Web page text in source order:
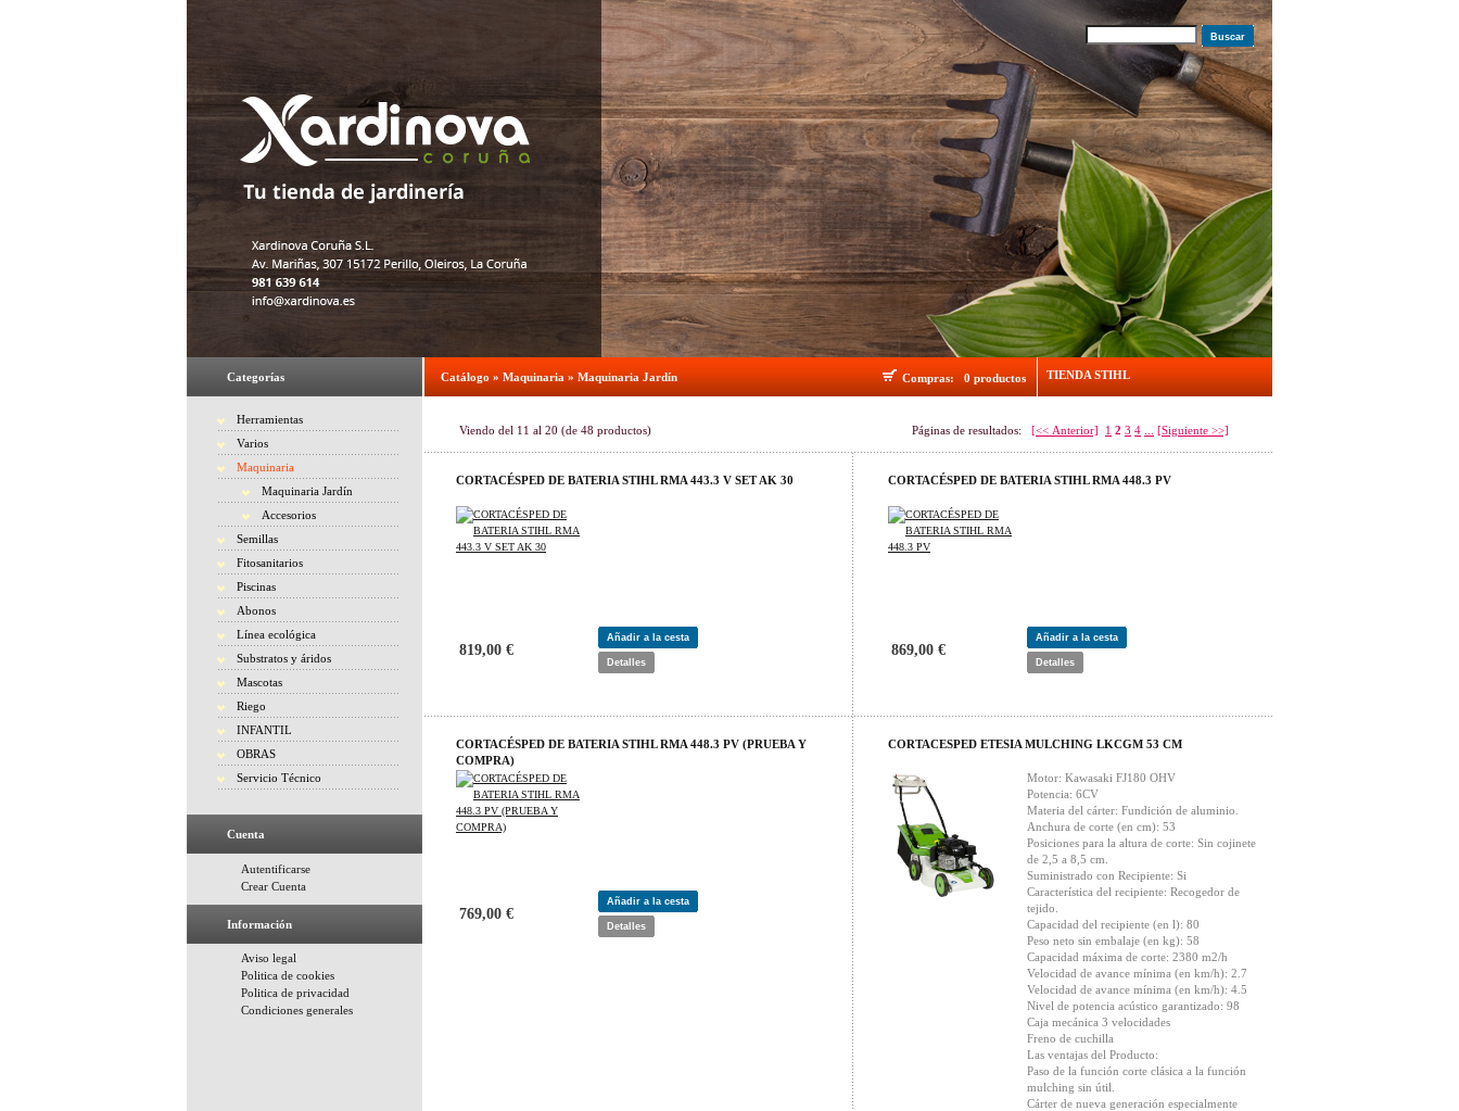
Buscar
Categorías
Herramientas
Varios
Maquinaria
Maquinaria Jardín
Accesorios
Semillas
Fitosanitarios
Piscinas
Abonos
Línea ecológica
Substratos y áridos
Mascotas
Riego
INFANTIL
OBRAS
Servicio Técnico
Cuenta
Autentificarse
Crear Cuenta
Información
Aviso legal
Politica de cookies
Politica de privacidad
Condiciones generales
Catálogo » Maquinaria » Maquinaria Jardín Compras: 0 productos TIENDA STIHL
Viendo del 11 al 20 (de 48 productos) Páginas de resultados: [<< Anterior] 1 2 3 4 [Siguiente >>]
CORTACÉSPED DE BATERIA STIHL RMA 443.3 V SET AK 30
819,00 €
Añadir a la cesta
Detalles
CORTACÉSPED DE BATERIA STIHL RMA 448.3 PV
869,00 €
Añadir a la cesta
Detalles
CORTACÉSPED DE BATERIA STIHL RMA 448.3 PV (PRUEBA Y
COMPRA)
769,00 €
Añadir a la cesta
Detalles
CORTACESPED ETESIA MULCHING LKCGM 53 CM
Motor: Kawasaki FJ180 OHV
Potencia: 6CV
Materia del cárter: Fundición de aluminio.
Anchura de corte (en cm): 53
Posiciones para la altura de corte: Sin cojinete
de 2,5 a 8,5 cm.
Suministrado con Recipiente: Si
Característica del recipiente: Recogedor de
tejido.
Capacidad del recipiente (en l): 80
Peso neto sin embalaje (en kg): 58
Capacidad máxima de corte: 2380 m2/h
Velocidad de avance mínima (en km/h): 2.7
Velocidad de avance mínima (en km/h): 4.5
Nivel de potencia acústico garantizado: 98
Caja mecánica 3 velocidades
Freno de cuchilla
Las ventajas del Producto:
Paso de la función corte clásica a la función
mulching sin útil.
Cárter de nueva generación especialmente